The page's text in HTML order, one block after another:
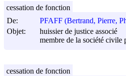
De:
PFAFF (Bertrand, Pierre,
Objet:
huissier de justice associé
membre de la société civile
cessation de fonction
cessation de fonction